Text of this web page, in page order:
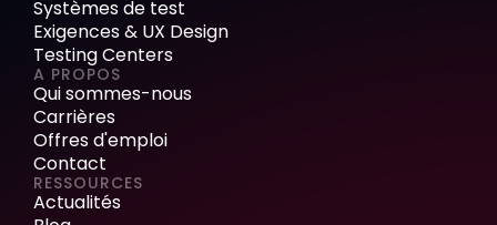
Systèmes de test
Exigences & UX Design
Testing Centers
A PROPOS
Qui sommes-nous
Carrières
Offres d'emploi
Contact
RESSOURCES
Actualités